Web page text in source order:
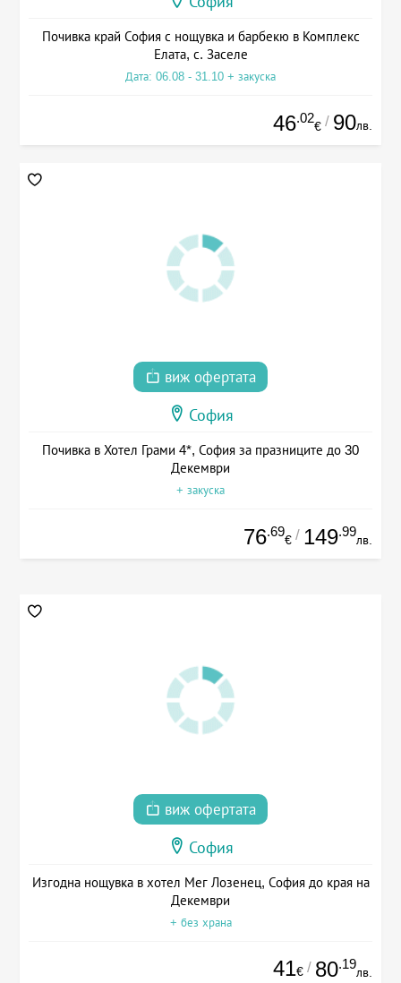
Почивка край София с нощувка и барбекю в Комплекс
Елата, с. Заселе
Дата: 06.08 - 31.10 + закуска
46.02
€ / 90лв.
виж офертата
София
Почивка в Хотел Грами 4*, София за празниците до 30
Декември
+ закуска
76.69
€ / 149.99
лв.
виж офертата
София
Изгодна нощувка в хотел Мег Лозенец, София до края на
Декември
+ без храна
41€ / 80.19
лв.